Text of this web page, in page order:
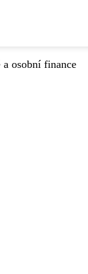
a osobní finance